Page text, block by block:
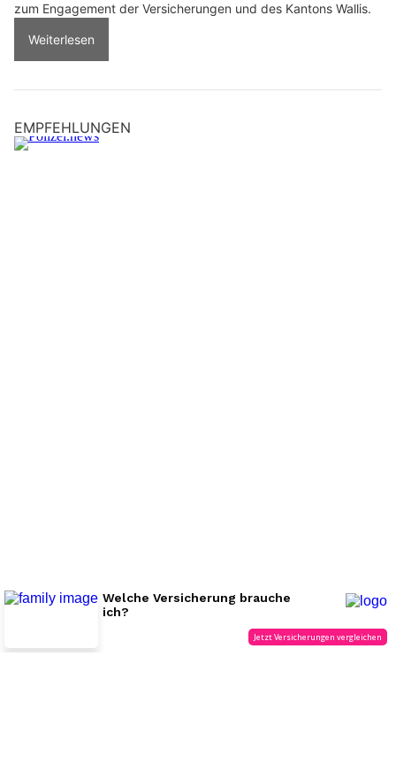
zum Engagement der Versicherungen und des Kantons Wallis.
Weiterlesen
EMPFEHLUNGEN